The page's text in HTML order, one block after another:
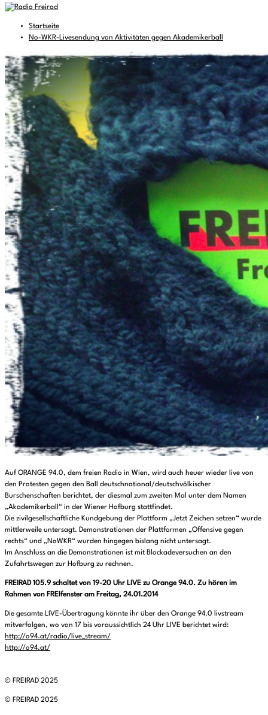
Startseite
No-WKR-Livesendung von Aktivitäten gegen Akademikerball
Auf ORANGE 94.0, dem freien Radio in Wien, wird auch heuer wieder live von
den Protesten gegen den Ball deutschnational/deutschvölkischer
Burschenschaften berichtet, der diesmal zum zweiten Mal unter dem Namen
„Akademikerball“ in der Wiener Hofburg stattfindet.
Die zivilgesellschaftliche Kundgebung der Plattform „Jetzt Zeichen setzen“ wurde
mittlerweile untersagt. Demonstrationen der Plattformen „Offensive gegen
rechts“ und „NoWKR“ wurden hingegen bislang nicht untersagt.
Im Anschluss an die Demonstrationen ist mit Blockadeversuchen an den
Zufahrtswegen zur Hofburg zu rechnen.
FREIRAD 105.9 schaltet von 19-20 Uhr LIVE zu Orange 94.0. Zu hören im
Rahmen von FREIfenster am Freitag, 24.01.2014
Die gesamte LIVE-Übertragung könnte ihr über den Orange 94.0 livstream
mitverfolgen, wo von 17 bis voraussichtlich 24 Uhr LIVE berichtet wird:
http://o94.at/radio/live_stream/
http://o94.at/
© FREIRAD 2025
© FREIRAD 2025